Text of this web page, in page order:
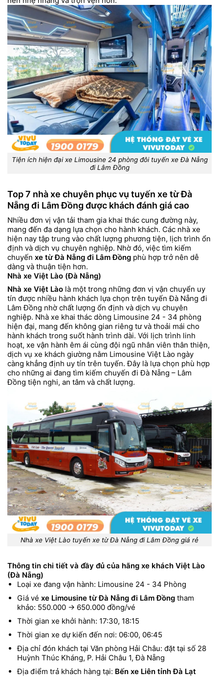
Tiện ích hiện đại xe Limousine 24 phòng đôi tuyến xe Đà Nẵng
đi Lâm Đồng
Top 7 nhà xe chuyên phục vụ tuyến xe từ Đà
Nẵng đi Lâm Đồng được khách đánh giá cao
Nhiều đơn vị vận tải tham gia khai thác cung đường này,
mang đến đa dạng lựa chọn cho hành khách. Các nhà xe
hiện nay tập trung vào chất lượng phương tiện, lịch trình ổn
định và dịch vụ chuyên nghiệp. Nhờ đó, việc tìm kiếm
chuyến xe từ Đà Nẵng đi Lâm Đồng phù hợp trở nên dễ
dàng và thuận tiện hơn.
Nhà xe Việt Lào (Đà Nẵng)
Nhà xe Việt Lào là một trong những đơn vị vận chuyển uy
tín được nhiều hành khách lựa chọn trên tuyến Đà Nẵng đi
Lâm Đồng nhờ chất lượng ổn định và dịch vụ chuyên
nghiệp. Nhà xe khai thác dòng Limousine 24 - 34 phòng
hiện đại, mang đến không gian riêng tư và thoải mái cho
hành khách trong suốt hành trình dài. Với lịch trình linh
hoạt, xe vận hành êm ái cùng đội ngũ nhân viên thân thiện,
dịch vụ xe khách giường nằm Limousine Việt Lào ngày
càng khẳng định uy tín trên tuyến. Đây là lựa chọn phù hợp
cho những ai đang tìm kiếm chuyến đi Đà Nẵng – Lâm
Đồng tiện nghi, an tâm và chất lượng.
Nhà xe Việt Lào tuyến xe từ Đà Nẵng đi Lâm Đồng giá rẻ
Thông tin chi tiết và đầy đủ của hãng xe khách Việt Lào
(Đà Nẵng)
Loại xe đang vận hành: Limousine 24 - 34 Phòng
Giá vé xe Limousine từ Đà Nẵng đi Lâm Đồngtham
khảo: 550.000 → 650.000 đồng/vé
Thời gian xe khởi hành: 17:30, 18:15
Thời gian xe dự kiến đến nơi: 06:00, 06:45
Địa chỉ đón khách tại Văn phòng Hải Châu: đặt tại số 28
Huỳnh Thúc Kháng, P. Hải Châu 1, Đà Nẵng
Địa điểm trả khách hàng tại: Bến xe Liên tỉnh Đà Lạt